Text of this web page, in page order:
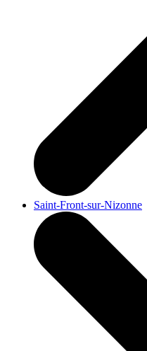
Saint-Front-sur-Nizonne